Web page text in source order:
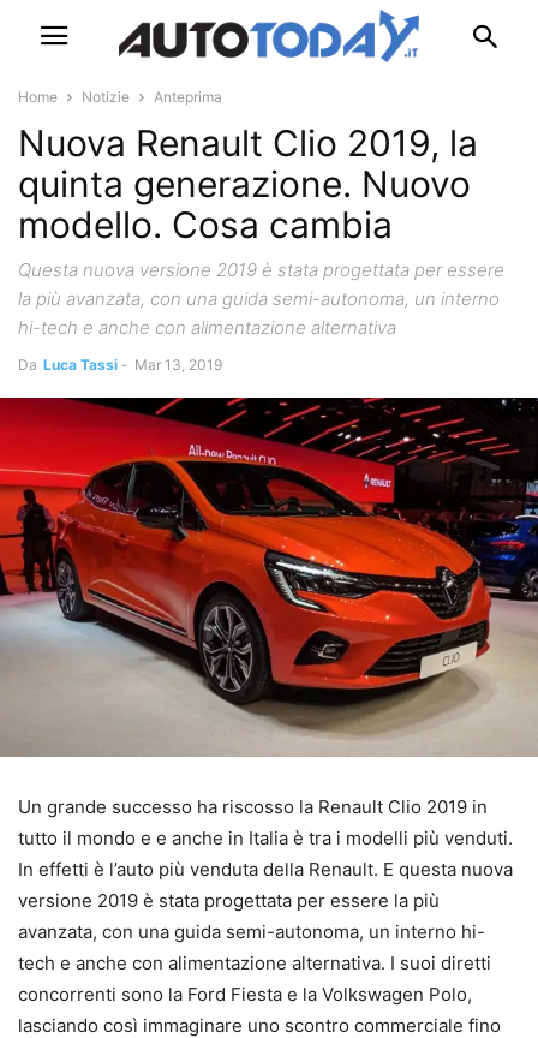
Home Notizie Anteprima
Nuova Renault Clio 2019, la
quinta generazione. Nuovo
modello. Cosa cambia
Questa nuova versione 2019 è stata progettata per essere
la più avanzata, con una guida semi-autonoma, un interno
hi-tech e anche con alimentazione alternativa
Da Luca Tassi - Mar 13, 2019
Un grande successo ha riscosso la Renault Clio 2019 in
tutto il mondo e e anche in Italia è tra i modelli più venduti.
In effetti è l’auto più venduta della Renault. E questa nuova
versione 2019 è stata progettata per essere la più
avanzata, con una guida semi-autonoma, un interno hi-
tech e anche con alimentazione alternativa. I suoi diretti
concorrenti sono la Ford Fiesta e la Volkswagen Polo,
lasciando così immaginare uno scontro commerciale fino